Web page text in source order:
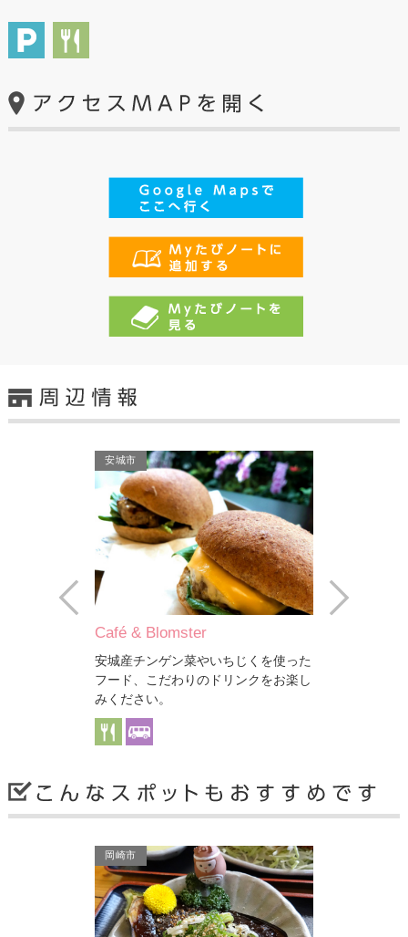
安城市
Café & Blomster
安城産チンゲン菜やいちじくを使った
フード、こだわりのドリンクをお楽し
みください。
三河デリシャスファーム
Prev
岡崎市